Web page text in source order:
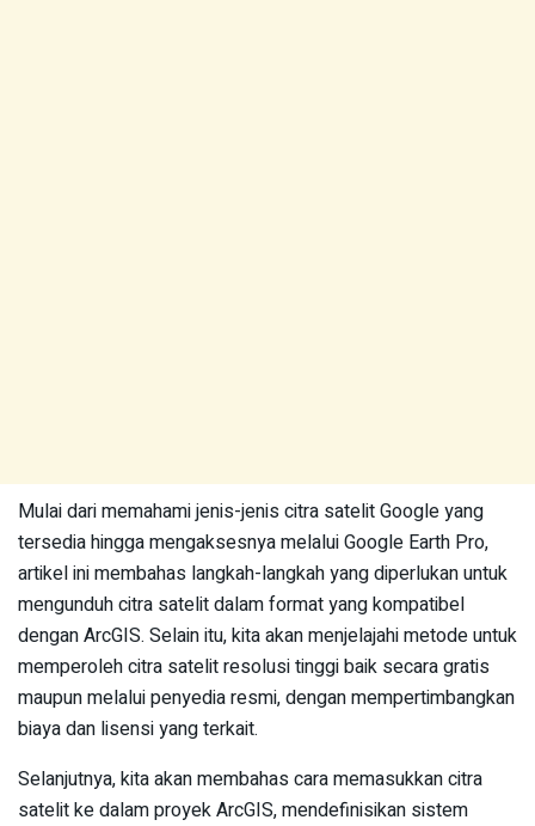
Mulai dari memahami jenis-jenis citra satelit Google yang
tersedia hingga mengaksesnya melalui Google Earth Pro,
artikel ini membahas langkah-langkah yang diperlukan untuk
mengunduh citra satelit dalam format yang kompatibel
dengan ArcGIS. Selain itu, kita akan menjelajahi metode untuk
memperoleh citra satelit resolusi tinggi baik secara gratis
maupun melalui penyedia resmi, dengan mempertimbangkan
biaya dan lisensi yang terkait.
Selanjutnya, kita akan membahas cara memasukkan citra
satelit ke dalam proyek ArcGIS, mendefinisikan sistem